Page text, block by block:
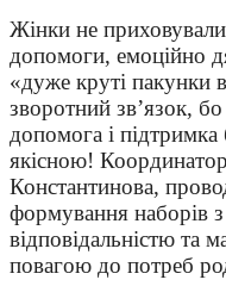
Жінки не приховували
допомоги, емоційно
«дуже круті
зворотний зв’язок,
допомога і
якісною!
Константинова,
формування наборів
відповідальністю та
повагою до потреб